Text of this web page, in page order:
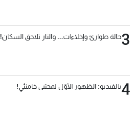
3حالة طوارئ وإخلاءات... والنار تلاحق السكان!
4بالفيديو: الظهور الأوّل لمجتبى خامنئي!